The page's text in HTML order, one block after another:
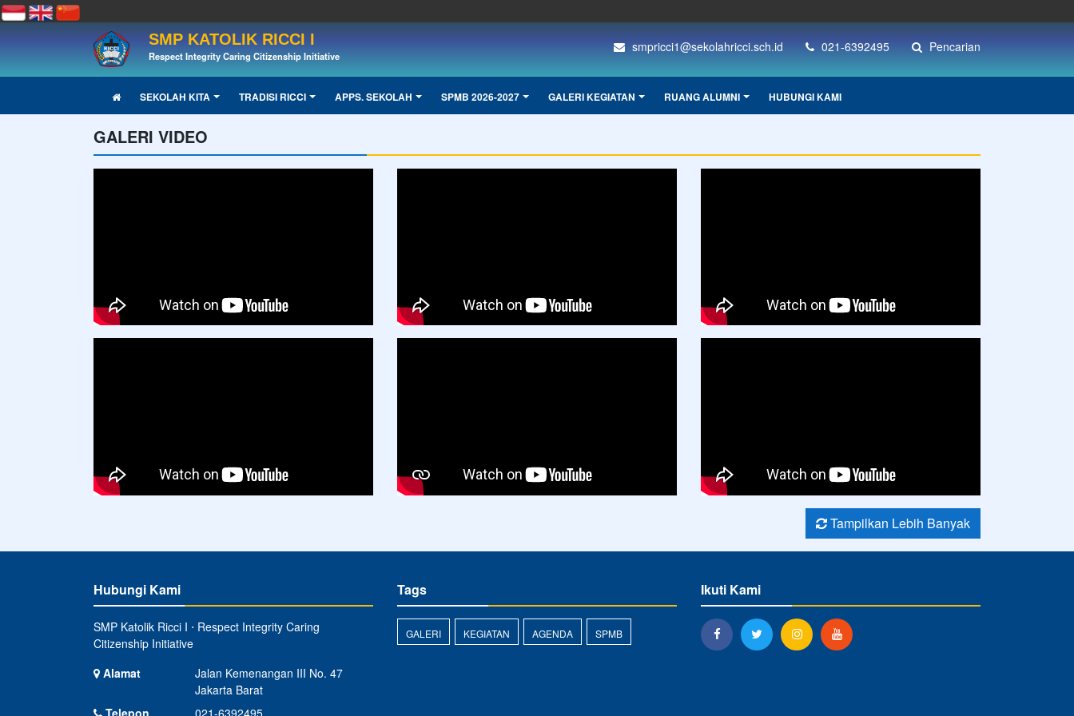
SMP KATOLIK RICCI I
Respect Integrity Caring Citizenship Initiative
smpricci1@sekolahricci.sch.id 021-6392495 Pencarian
SEKOLAH KITA TRADISI RICCI APPS. SEKOLAH SPMB 2026-2027 GALERI KEGIATAN RUANG ALUMNI HUBUNGI KAMI
GALERI VIDEO
Tampilkan Lebih Banyak
Hubungi Kami
SMP Katolik Ricci I ⋅ Respect Integrity Caring
Citizenship Initiative
Alamat
Jalan Kemenangan III No. 47
Jakarta Barat
Tags
GALERI KEGIATAN AGENDA SPMB
Ikuti Kami